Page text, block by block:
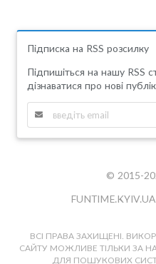
Підписка на RSS розсилку
Підпишіться на нашу RSS
дізнаватися про нові
© 2015-
FUNTIME.KYIV.UA
ВСІ ПРАВА ЗАХИЩЕНІ.
САЙТУ МОЖЛИВЕ ТІЛЬКИ ЗА
ДЛЯ ПОШУКОВИХ